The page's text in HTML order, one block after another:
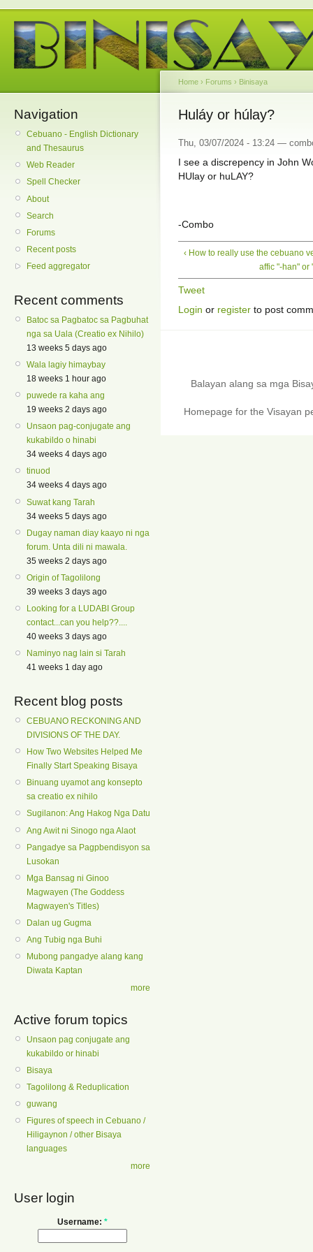
Navigation
Cebuano - English Dictionary
and Thesaurus
Web Reader
Spell Checker
About
Search
Forums
Recent posts
Feed aggregator
Recent comments
Batoc sa Pagbatoc sa Pagbuhat
nga sa Uala (Creatio ex Nihilo)
13 weeks 5 days ago
Wala lagiy himaybay
18 weeks 1 hour ago
puwede ra kaha ang
19 weeks 2 days ago
Unsaon pag-conjugate ang
kukabildo o hinabi
34 weeks 4 days ago
tinuod
34 weeks 4 days ago
Suwat kang Tarah
34 weeks 5 days ago
Dugay naman diay kaayo ni nga
forum. Unta dili ni mawala.
35 weeks 2 days ago
Origin of Tagolilong
39 weeks 3 days ago
Looking for a LUDABI Group
contact...can you help??....
40 weeks 3 days ago
Naminyo nag lain si Tarah
41 weeks 1 day ago
Recent blog posts
CEBUANO RECKONING AND
DIVISIONS OF THE DAY.
How Two Websites Helped Me
Finally Start Speaking Bisaya
Binuang uyamot ang konsepto
sa creatio ex nihilo
Sugilanon: Ang Hakog Nga Datu
Ang Awit ni Sinogo nga Alaot
Pangadye sa Pagpbendisyon sa
Lusokan
Mga Bansag ni Ginoo
Magwayen (The Goddess
Magwayen's Titles)
Dalan ug Gugma
Ang Tubig nga Buhi
Mubong pangadye alang kang
Diwata Kaptan
more
Active forum topics
Unsaon pag conjugate ang
kukabildo or hinabi
Bisaya
Tagolilong & Reduplication
guwang
Figures of speech in Cebuano /
Hiligaynon / other Bisaya
languages
more
User login
Username: *
Home › Forums › Binisaya
Huláy or húlay?
Thu, 03/07/2024 - 13:24 —
I see a discrepency in John
HUlay or huLAY?
-Combo
‹ How to really use the cebuano
affic "-han" or
Tweet
Login or register to post
Balayan alang sa mga
Homepage for the Visayan